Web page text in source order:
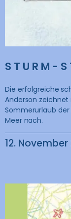
STURM-
Die erfolgreiche
Anderson
Sommerurlaub
Meer nach.
12. November